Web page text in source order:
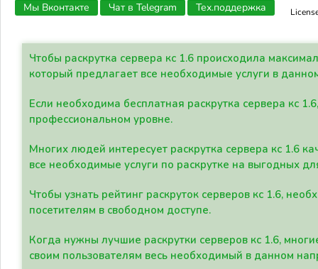
Мы Вконтакте Чат в Telegram Тех.поддержка
Чтобы раскрутка сервера кс 1.6 происходила
который предлагает все необходимые услуги в
Если необходима бесплатная раскрутка сервера кс
профессиональном уровне.
Многих людей интересует раскрутка сервера кс 1.6
все необходимые услуги по раскрутке на выгодных
Чтобы узнать рейтинг раскруток серверов кс 1.6,
посетителям в свободном доступе.
Когда нужны лучшие раскрутки серверов кс 1.6,
своим пользователям весь необходимый в данном